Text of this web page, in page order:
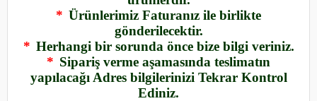
* Ürünlerimiz Faturanız ile birlikte
gönderilecektir.
* Herhangi bir sorunda önce bize bilgi veriniz.
* Sipariş verme aşamasında teslimatın
yapılacağı Adres bilgilerinizi Tekrar Kontrol
Ediniz.